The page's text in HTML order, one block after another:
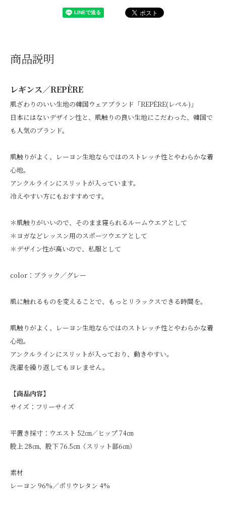
商品説明
レギンス／REPÈRE
肌ざわりのいい生地の韓国ウェアブランド「REPÈRE(レペル)」
日本にはないデザイン性と、肌触りの良い生地にこだわった、韓国で
も人気のブランド。
肌触りがよく、レーヨン生地ならではのストレッチ性とやわらかな着
心地。
アンクルラインにスリットが入っています。
冷えやすい方にもおすすめです。
＊肌触りがいいので、そのまま寝られるルームウエアとして
＊ヨガなどレッスン用のスポーツウエアとして
＊デザイン性が高いので、私服として
color：ブラック／グレー
肌に触れるものを変えることで、もっとリラックスできる時間を。
肌触りがよく、レーヨン生地ならではのストレッチ性とやわらかな着
心地。
アンクルラインにスリットが入っており、動きやすい。
洗濯を繰り返してもヨレません。
【商品内容】
サイズ：フリーサイズ
平置き採寸：ウエスト 52㎝／ヒップ 74㎝
股上 28㎝、股下 76.5㎝（スリット部6㎝）
素材
レーヨン 96%／ポリウレタン 4%